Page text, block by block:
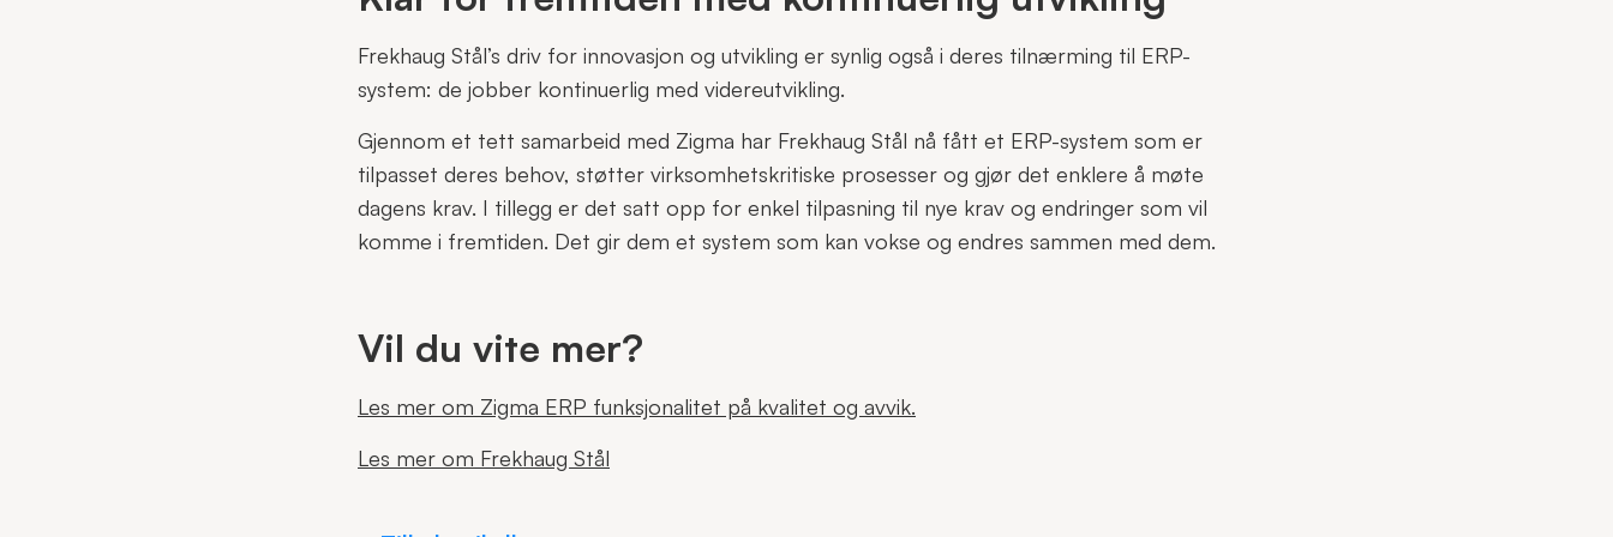
Frekhaug Stål’s driv for innovasjon og utvikling er synlig også i deres tilnærming til ERP-
system: de jobber kontinuerlig med videreutvikling.
Gjennom et tett samarbeid med Zigma har Frekhaug Stål nå fått et ERP-system som er
tilpasset deres behov, støtter virksomhetskritiske prosesser og gjør det enklere å møte
dagens krav. I tillegg er det satt opp for enkel tilpasning til nye krav og endringer som vil
komme i fremtiden. Det gir dem et system som kan vokse og endres sammen med dem.
Vil du vite mer?
Les mer om Zigma ERP funksjonalitet på kvalitet og avvik.
Les mer om Frekhaug Stål